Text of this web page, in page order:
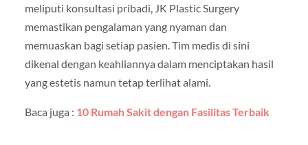
meliputi konsultasi pribadi, JK Plastic Surgery
memastikan pengalaman yang nyaman dan
memuaskan bagi setiap pasien. Tim medis di sini
dikenal dengan keahliannya dalam menciptakan hasil
yang estetis namun tetap terlihat alami.
Baca juga : 10 Rumah Sakit dengan Fasilitas Terbaik